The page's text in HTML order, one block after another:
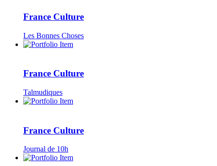
France Culture
Les Bonnes Choses
France Culture
Talmudiques
France Culture
Journal de 10h